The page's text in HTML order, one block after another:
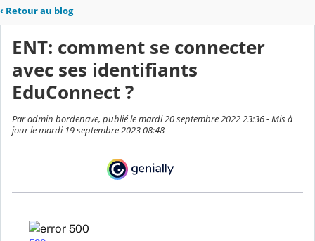
‹ Retour au blog
ENT: comment se connecter
avec ses identifiants
EduConnect ?
Par admin bordenave, publié le mardi 20 septembre 2022 23:36 - Mis à
jour le mardi 19 septembre 2023 08:48